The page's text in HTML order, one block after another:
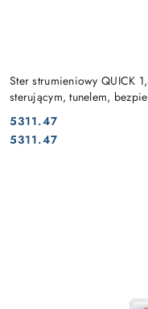
Ster strumieniowy QUICK
sterującym, tunelem,
Cena:
5311.47
Cena:
5311.47